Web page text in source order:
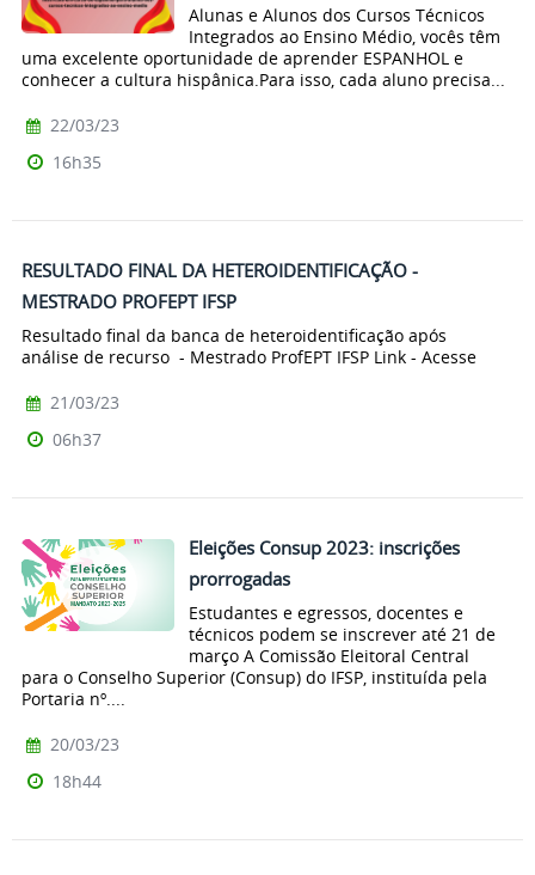
Alunas e Alunos dos Cursos Técnicos
Integrados ao Ensino Médio, vocês têm
uma excelente oportunidade de aprender ESPANHOL e
conhecer a cultura hispânica.Para isso, cada aluno precisa...
22/03/23
16h35
RESULTADO FINAL DA HETEROIDENTIFICAÇÃO -
MESTRADO PROFEPT IFSP
Resultado final da banca de heteroidentificação após
análise de recurso - Mestrado ProfEPT IFSP Link - Acesse
21/03/23
06h37
Eleições Consup 2023: inscrições
prorrogadas
Estudantes e egressos, docentes e
técnicos podem se inscrever até 21 de
março A Comissão Eleitoral Central
para o Conselho Superior (Consup) do IFSP, instituída pela
Portaria nº....
20/03/23
18h44